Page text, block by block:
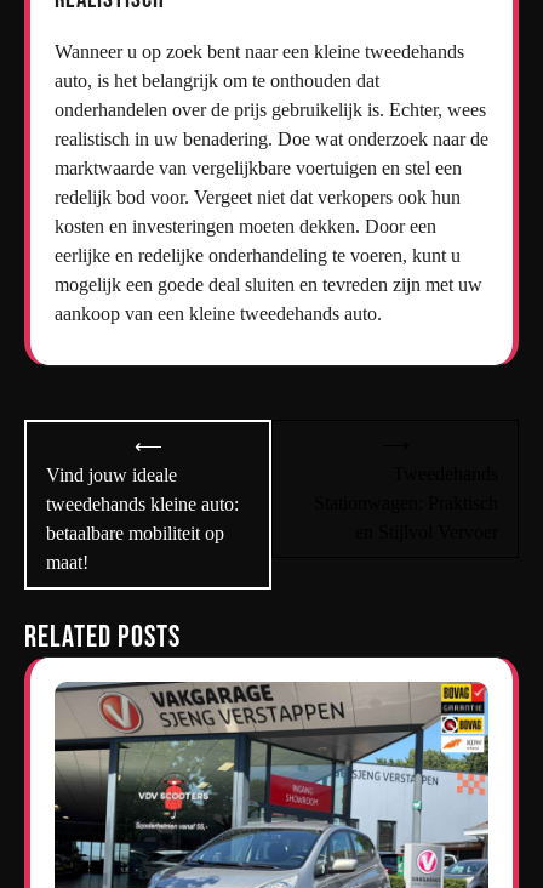
Wanneer u op zoek bent naar een kleine tweedehands
auto, is het belangrijk om te onthouden dat
onderhandelen over de prijs gebruikelijk is. Echter, wees
realistisch in uw benadering. Doe wat onderzoek naar de
marktwaarde van vergelijkbare voertuigen en stel een
redelijk bod voor. Vergeet niet dat verkopers ook hun
kosten en investeringen moeten dekken. Door een
eerlijke en redelijke onderhandeling te voeren, kunt u
mogelijk een goede deal sluiten en tevreden zijn met uw
aankoop van een kleine tweedehands auto.
navigatie
⟵
Vind jouw ideale
tweedehands kleine auto:
betaalbare mobiliteit op
maat!
Related Posts